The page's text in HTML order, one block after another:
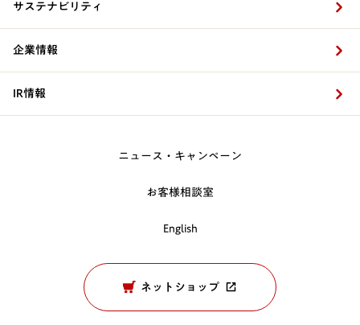
サステナビリティ
企業情報
IR情報
ニュース・キャンペーン
お客様相談室
English
ネットショップ